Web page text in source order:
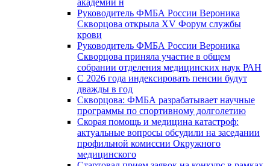
академии н
Руководитель ФМБА России Вероника
Скворцова открыла XV Форум службы
крови
Руководитель ФМБА России Вероника
Скворцова приняла участие в общем
собрании отделения медицинских наук РАН
С 2026 года индексировать пенсии будут
дважды в год
Скворцова: ФМБА разрабатывает научные
программы по спортивному долголетию
Скорая помощь и медицина катастроф:
актуальные вопросы обсудили на заседании
профильной комиссии Окружного
медицинского